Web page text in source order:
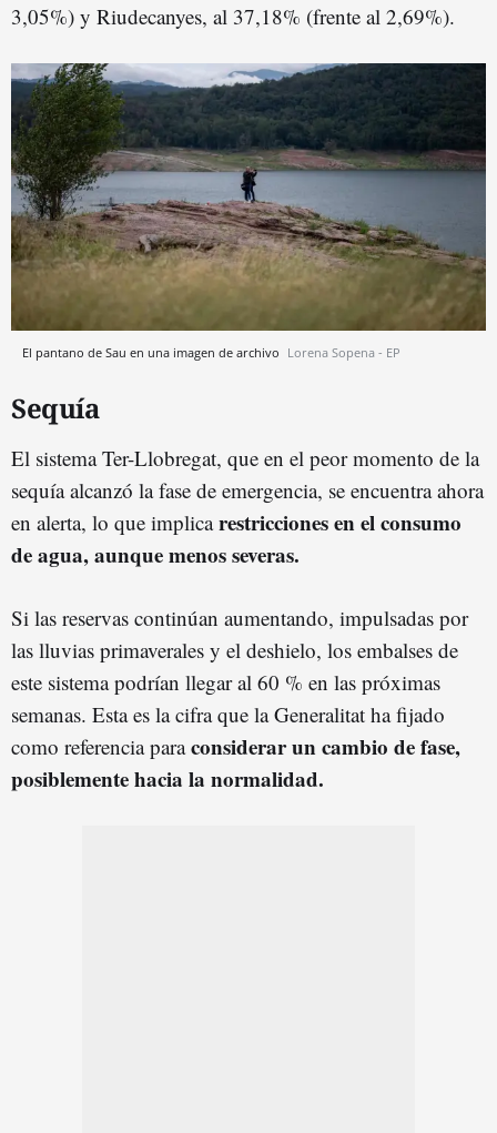
3,05%) y Riudecanyes, al 37,18% (frente al 2,69%).
El pantano de Sau en una imagen de archivo Lorena Sopena - EP
Sequía
El sistema Ter-Llobregat, que en el peor momento de la
sequía alcanzó la fase de emergencia, se encuentra ahora
en alerta, lo que implicarestricciones en el consumo
de agua, aunque menos severas.
Si las reservas continúan aumentando, impulsadas por
las lluvias primaverales y el deshielo, los embalses de
este sistema podrían llegar al 60 % en las próximas
semanas. Esta es la cifra que la Generalitat ha fijado
como referencia paraconsiderar un cambio de fase,
posiblemente hacia la normalidad.